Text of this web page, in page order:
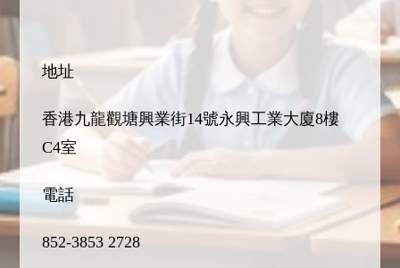
地址
香港九龍觀塘興業街14號永興工業大廈8樓
C4室
電話
852-3853 2728